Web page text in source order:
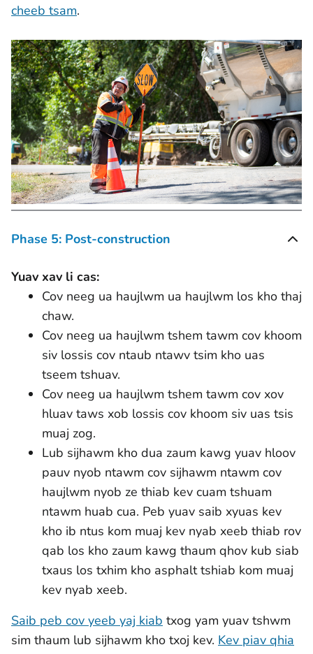
cheeb tsam.
Phase 5: Post-construction
Yuav xav li cas:
Cov neeg ua haujlwm ua haujlwm los kho thaj
chaw.
Cov neeg ua haujlwm tshem tawm cov khoom
siv lossis cov ntaub ntawv tsim kho uas
tseem tshuav.
Cov neeg ua haujlwm tshem tawm cov xov
hluav taws xob lossis cov khoom siv uas tsis
muaj zog.
Lub sijhawm kho dua zaum kawg yuav hloov
pauv nyob ntawm cov sijhawm ntawm cov
haujlwm nyob ze thiab kev cuam tshuam
ntawm huab cua. Peb yuav saib xyuas kev
kho ib ntus kom muaj kev nyab xeeb thiab rov
qab los kho zaum kawg thaum qhov kub siab
txaus los txhim kho asphalt tshiab kom muaj
kev nyab xeeb.
Saib peb cov yeeb yaj kiab txog yam yuav tshwm
sim thaum lub sijhawm kho txoj kev. Kev piav qhia